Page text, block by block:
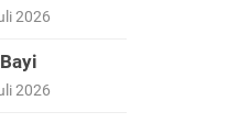
2026
2026